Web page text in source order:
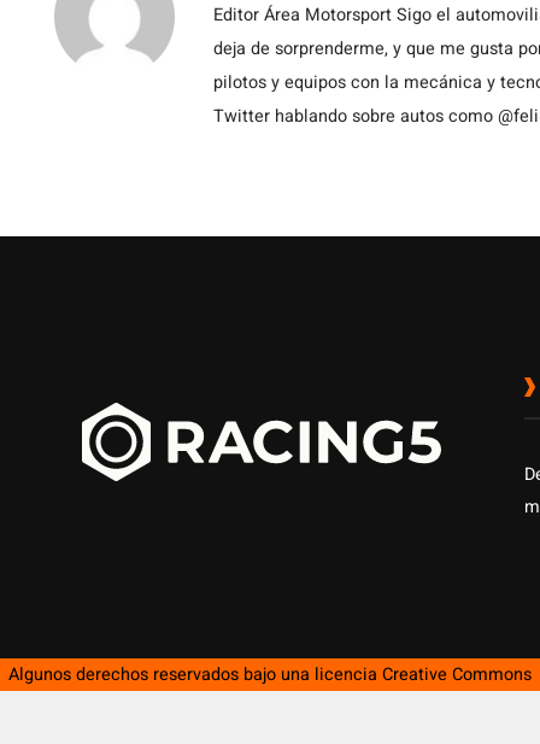
Editor Área Motorsport Sigo el
deja de sorprenderme, y que me gusta
pilotos y equipos con la mecánica y
Twitter hablando sobre autos como
Algunos derechos reservados bajo una licencia Creative Commons